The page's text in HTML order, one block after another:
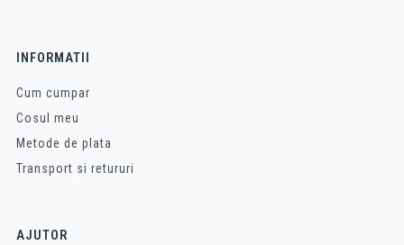
INFORMATII
Cum cumpar
Cosul meu
Metode de plata
Transport si retururi
AJUTOR